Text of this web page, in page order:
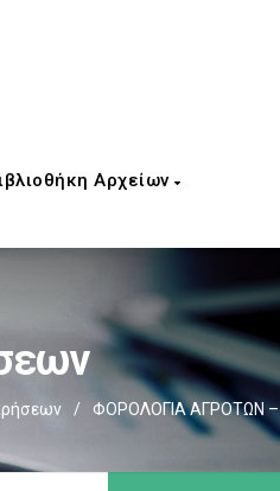
Αρχείων
/
ΦΟΡΟΛΟΓΙΑ ΑΓΡΟΤΩΝ –